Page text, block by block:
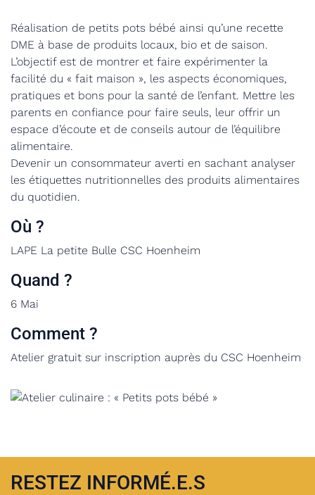
Réalisation de petits pots bébé ainsi qu’une recette
DME à base de produits locaux, bio et de saison.
L’objectif est de montrer et faire expérimenter la
facilité du « fait maison », les aspects économiques,
pratiques et bons pour la santé de l’enfant. Mettre les
parents en confiance pour faire seuls, leur offrir un
espace d’écoute et de conseils autour de l’équilibre
alimentaire.
Devenir un consommateur averti en sachant analyser
les étiquettes nutritionnelles des produits alimentaires
du quotidien.
Où ?
LAPE La petite Bulle CSC Hoenheim
Quand ?
6 Mai
Comment ?
Atelier gratuit sur inscription auprès du CSC Hoenheim
RESTEZ INFORMÉ.E.S